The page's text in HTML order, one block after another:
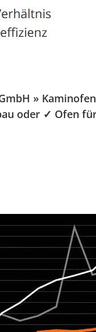
GmbH »
oder ✓ Ofen